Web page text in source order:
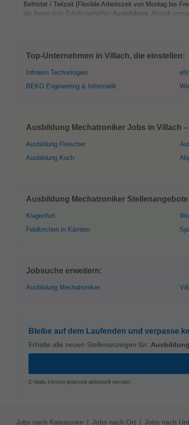
Befristet / Teilzeit (Flexible Arbeitszeit von Montag bis
die Ihnen zum Erfolg verhelfen Ausbildung: Aktuell
Top-Unternehmen in Villach, die einstellen:
Infineon Technologies
BEKO Engineering & Informatik
Ausbildung Mechatroniker Jobs in Villach
Ausbildung Fleischer
Ausbildung Koch
Ausbildung Mechatroniker Stellenangebote
Klagenfurt
Feldkirchen in Kärnten
Jobsuche erweitern:
Ausbildung Mechatroniker
Bleibe auf dem Laufenden und verpasse
Erhalte alle neuen Stellenanzeigen für:
E-Mails können jederzeit abbestellt werden.
Jobs nach Kategorien Jobs nach Ort Jobs nach